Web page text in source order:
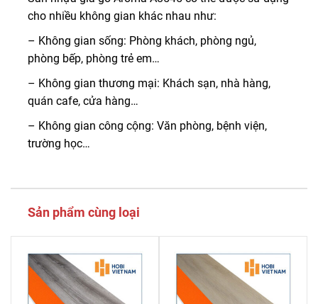
cho nhiều không gian khác nhau như:
– Không gian sống: Phòng khách, phòng ngủ,
phòng bếp, phòng trẻ em…
– Không gian thương mại: Khách sạn, nhà hàng,
quán cafe, cửa hàng…
– Không gian công cộng: Văn phòng, bệnh viện,
trường học…
Sản phẩm cùng loại